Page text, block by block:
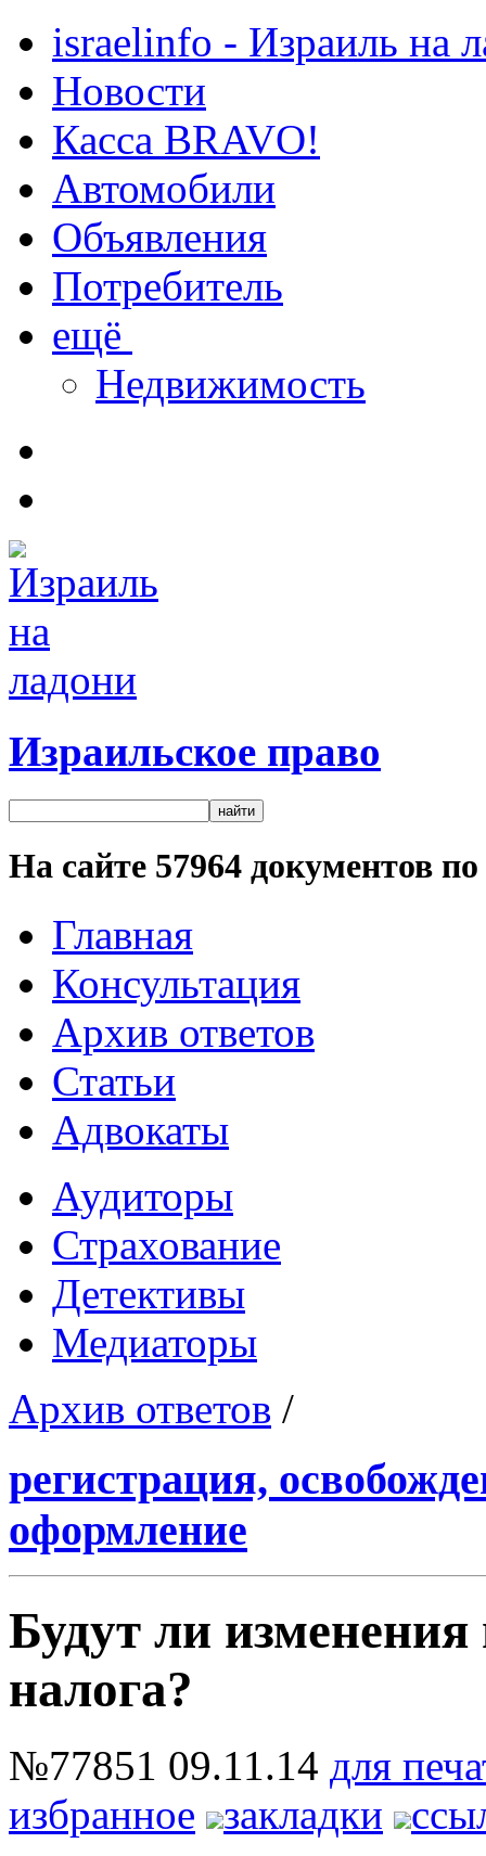
israelinfo - Израиль на
Новости
Касса BRAVO!
Автомобили
Объявления
Потребитель
ещё
Недвижимость
Израильское право
На сайте 57964 документов
Главная
Консультация
Архив ответов
Статьи
Адвокаты
Аудиторы
Страхование
Детективы
Медиаторы
Архив ответов /
регистрация,
оформление
Будут ли изменения
налога?
№77851 09.11.14 для
избранное
закладки